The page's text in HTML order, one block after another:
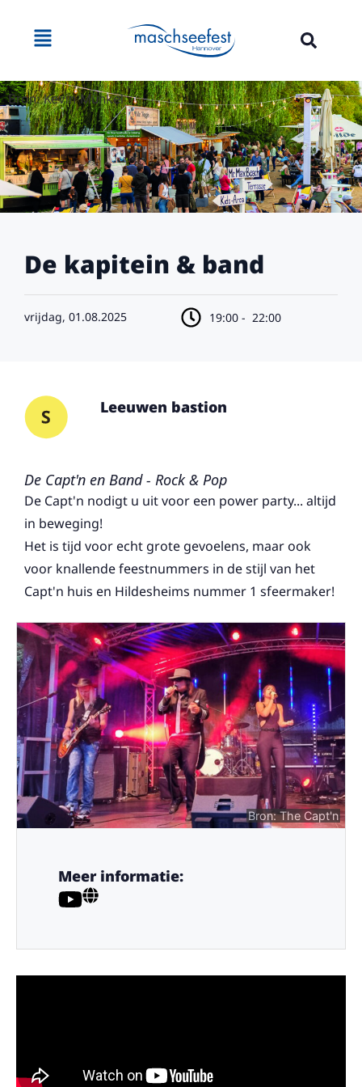
Bron: Kevin Münkel
De kapitein & band
vrijdag, 01.08.2025 19:00 - 22:00
Leeuwen bastion
De Capt'n en Band - Rock & Pop
De Capt'n nodigt u uit voor een power party... altijd
in beweging!
Het is tijd voor echt grote gevoelens, maar ook
voor knallende feestnummers in de stijl van het
Capt'n huis en Hildesheims nummer 1 sfeermaker!
Bron: The Capt'n
Meer informatie: